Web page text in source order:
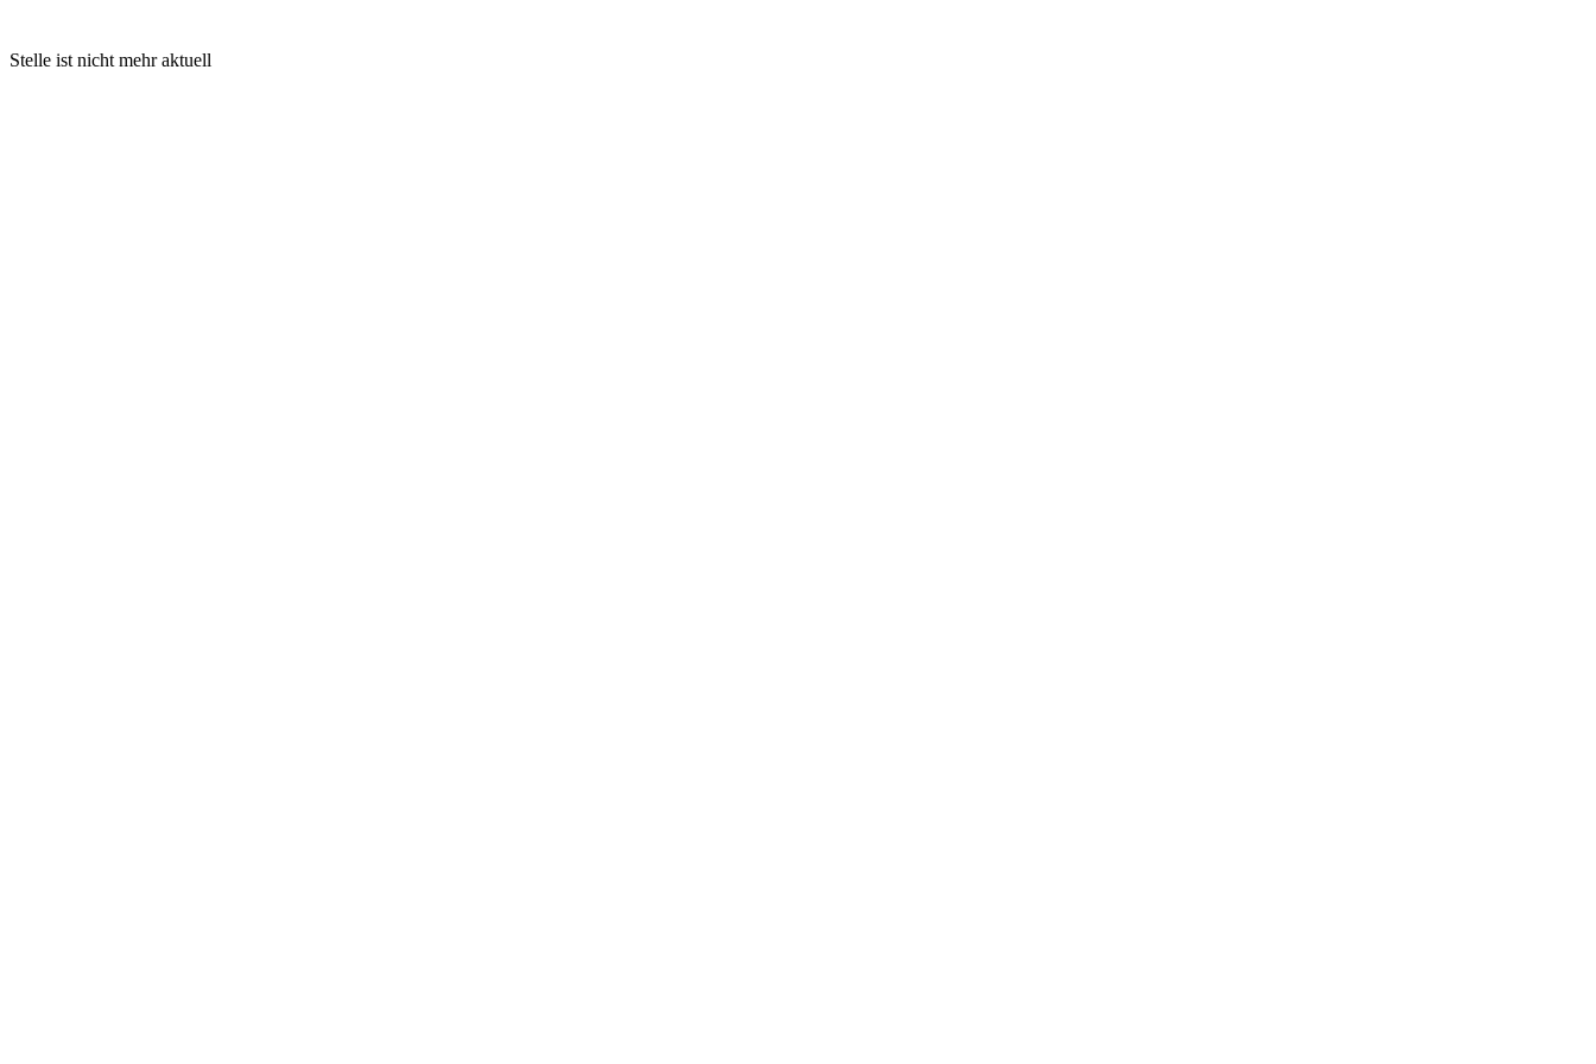
Stelle ist nicht mehr aktuell